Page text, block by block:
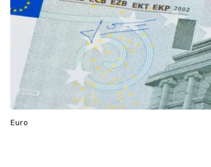
Euro